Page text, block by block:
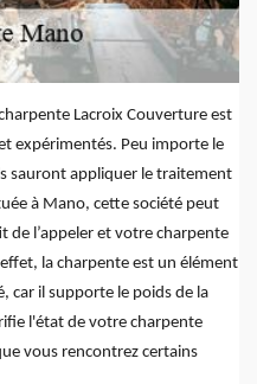
Lacroix Couverture est
expérimentés. Peu importe le
sauront appliquer le traitement
à Mano, cette société peut
l’appeler et votre charpente
la charpente est un élément
car il supporte le poids de la
l'état de votre charpente
vous rencontrez certains